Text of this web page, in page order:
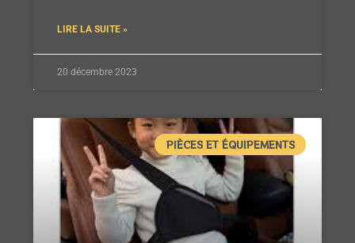
LIRE LA SUITE »
20 décembre 2023
PIÈCES ET ÉQUIPEMENTS